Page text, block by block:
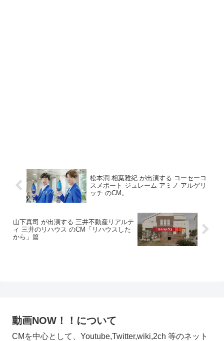
松本潤 相葉雅紀 が出演する コーセーコ
スメポート ジュレーム アミノ アルゲリ
ッチ のCM。
山下真司 が出演する 三井不動産リアルテ
ィ 三井のリハウス のCM「リハウスした
から」篇
動画NOW！！について
CMを中心として、Youtube,Twitter,wiki,2ch 等のネット